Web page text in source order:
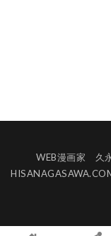
WEB漫画家 久